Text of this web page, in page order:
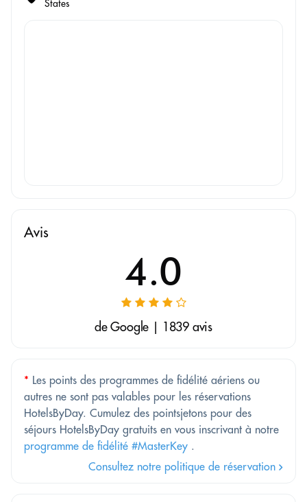
States
Avis
4.0
de Google | 1839 avis
* Les points des programmes de fidélité aériens ou
autres ne sont pas valables pour les réservations
HotelsByDay. Cumulez des pointsjetons pour des
séjours HotelsByDay gratuits en vous inscrivant à notre
programme de fidélité #MasterKey .
Consultez notre politique de réservation